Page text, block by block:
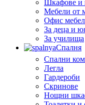
Шкафове и
Мебели от
Офис
За деца и
За училища
Спалня
Спални
Легла
Гардероби
Скринове
Нощни